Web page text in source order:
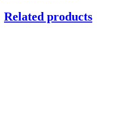
Related products